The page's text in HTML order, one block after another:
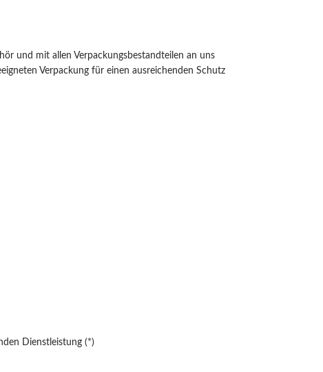
und mit allen Verpackungsbestandteilen an uns
Verpackung für einen ausreichenden Schutz
Dienstleistung (*)